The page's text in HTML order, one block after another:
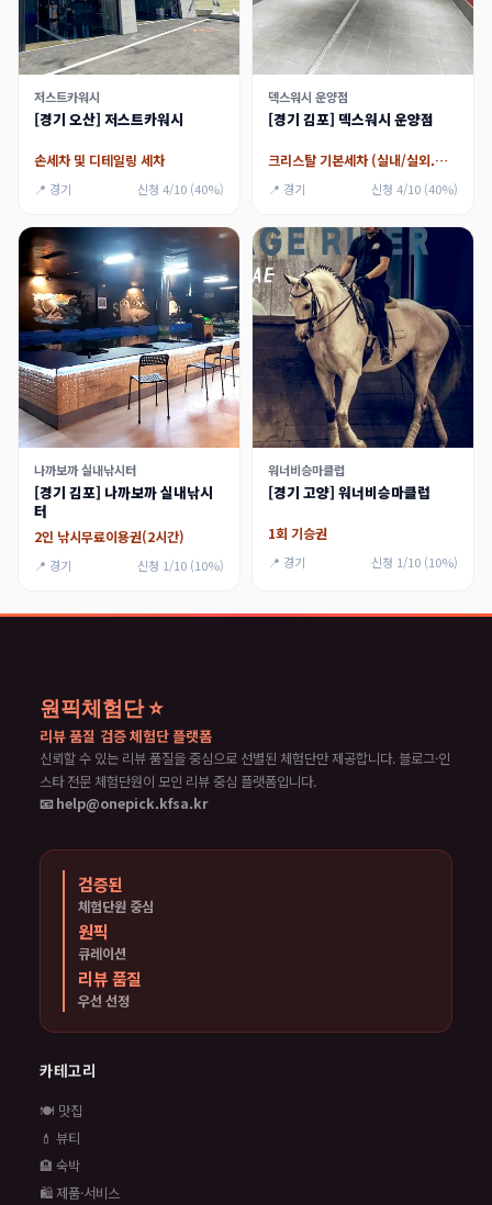
저스트카워시
[경기 오산] 저스트카워시
손세차 및 디테일링 세차
📍 경기 신청 4/10 (40%)
덱스워시 운양점
[경기 김포] 덱스워시 운양점
크리스탈 기본세차 (실내/실외.휠.퀵디테일러(물왁스)
📍 경기 신청 4/10 (40%)
나까보까 실내낚시터
[경기 김포] 나까보까 실내낚시
터
2인 낚시무료이용권(2시간)
📍 경기 신청 1/10 (10%)
워너비승마클럽
[경기 고양] 워너비승마클럽
1회 기승권
📍 경기 신청 1/10 (10%)
원픽체험단 ⭐
리뷰 품질 검증 체험단 플랫폼
신뢰할 수 있는 리뷰 품질을 중심으로 선별된 체험단만 제공합니다. 블로그·인
스타 전문 체험단원이 모인 리뷰 중심 플랫폼입니다.
📧 help@onepick.kfsa.kr
검증된
체험단원 중심
원픽
큐레이션
리뷰 품질
우선 선정
카테고리
🍽️ 맛집
💄 뷰티
🏨 숙박
🛍️ 제품·서비스